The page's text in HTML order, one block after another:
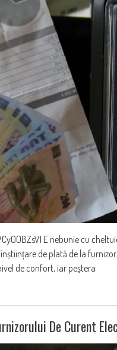
E nebunie cu
de plată de la
de confort, iar peștera
De Curent